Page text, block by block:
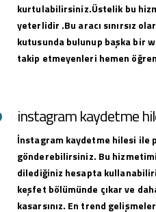
kurtulabilirsiniz.Üstelik bu
yeterlidir .Bu aracı sınırsız
kutusunda bulunup başka bir
takip etmeyenleri hemen
instagram kaydetme
İnstagram kaydetme hilesi ile
gönderebilirsiniz. Bu
dilediğiniz hesapta
keşfet bölümünde çıkar ve
kasarsınız. En trend